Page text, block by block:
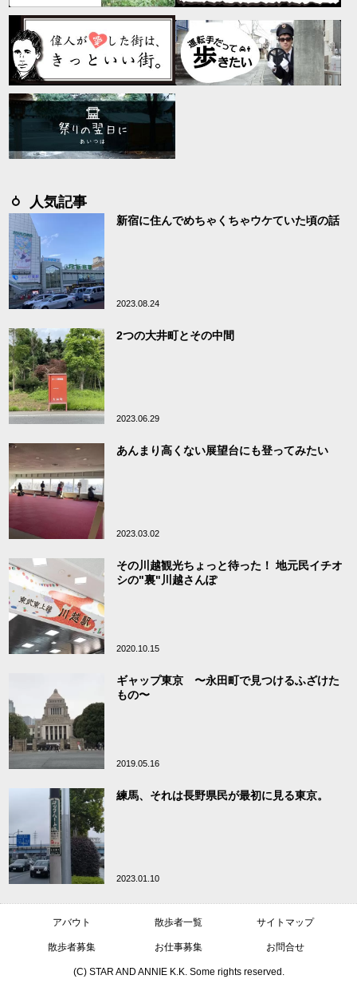
人気記事
新宿に住んでめちゃくちゃウケていた頃の話
2023.08.24
2つの大井町とその中間
2023.06.29
あんまり高くない展望台にも登ってみたい
2023.03.02
その川越観光ちょっと待った！ 地元民イチオ
シの"裏"川越さんぽ
2020.10.15
ギャップ東京 〜永田町で見つけるふざけた
もの〜
2019.05.16
練馬、それは長野県民が最初に見る東京。
2023.01.10
アバウト 散歩者一覧 サイトマップ
散歩者募集 お仕事募集 お問合せ
(C) STAR AND ANNIE K.K. Some rights reserved.